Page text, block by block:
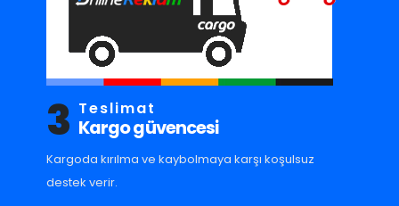
3 Teslimat
Kargo güvencesi
Kargoda kırılma ve kaybolmaya karşı koşulsuz
destek verir.